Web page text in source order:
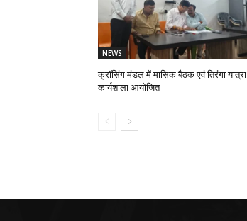
NEWS
क्रॉसिंग मंडल में मासिक बैठक एवं तिरंगा यात्रा
कार्यशाला आयोजित